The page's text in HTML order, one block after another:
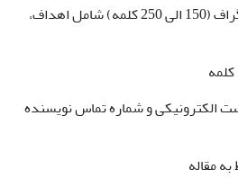
3) چکیده فارسی در یک پاراگراف (150 الی 250 کلمه) شامل اهداف،
الکترونیکی و شماره تماس نویسنده
مقاله